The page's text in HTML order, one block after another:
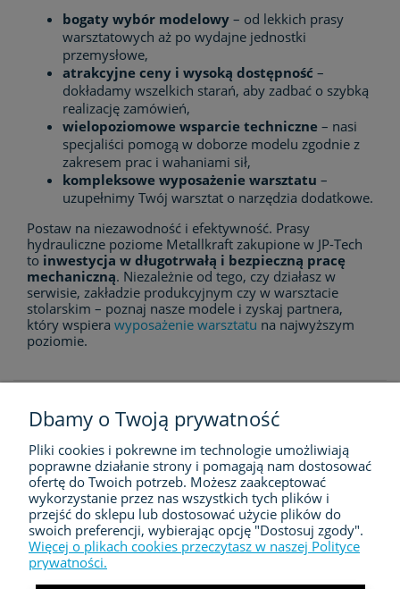
bogaty wybór modelowy – od lekkich prasy
warsztatowych aż po wydajne jednostki
przemysłowe,
atrakcyjne ceny i wysoką dostępność –
dokładamy wszelkich starań, aby zadbać o szybką
realizację zamówień,
wielopoziomowe wsparcie techniczne – nasi
specjaliści pomogą w doborze modelu zgodnie z
zakresem prac i wahaniami sił,
kompleksowe wyposażenie warsztatu –
uzupełnimy Twój warsztat o narzędzia dodatkowe.
Postaw na niezawodność i efektywność. Prasy
hydrauliczne poziome Metallkraft zakupione w JP-Tech
to inwestycja w długotrwałą i bezpieczną pracę
mechaniczną. Niezależnie od tego, czy działasz w
serwisie, zakładzie produkcyjnym czy w warsztacie
stolarskim – poznaj nasze modele i zyskaj partnera,
który wspiera wyposażenie warsztatu na najwyższym
poziomie.
FIRMA
ZAKUPY
MOJE KONTO
Dbamy o Twoją prywatność
Pliki cookies i pokrewne im technologie umożliwiają
poprawne działanie strony i pomagają nam dostosować
ofertę do Twoich potrzeb. Możesz zaakceptować
wykorzystanie przez nas wszystkich tych plików i
przejść do sklepu lub dostosować użycie plików do
swoich preferencji, wybierając opcję "Dostosuj zgody".
Więcej o plikach cookies przeczytasz w naszej Polityce
prywatności.